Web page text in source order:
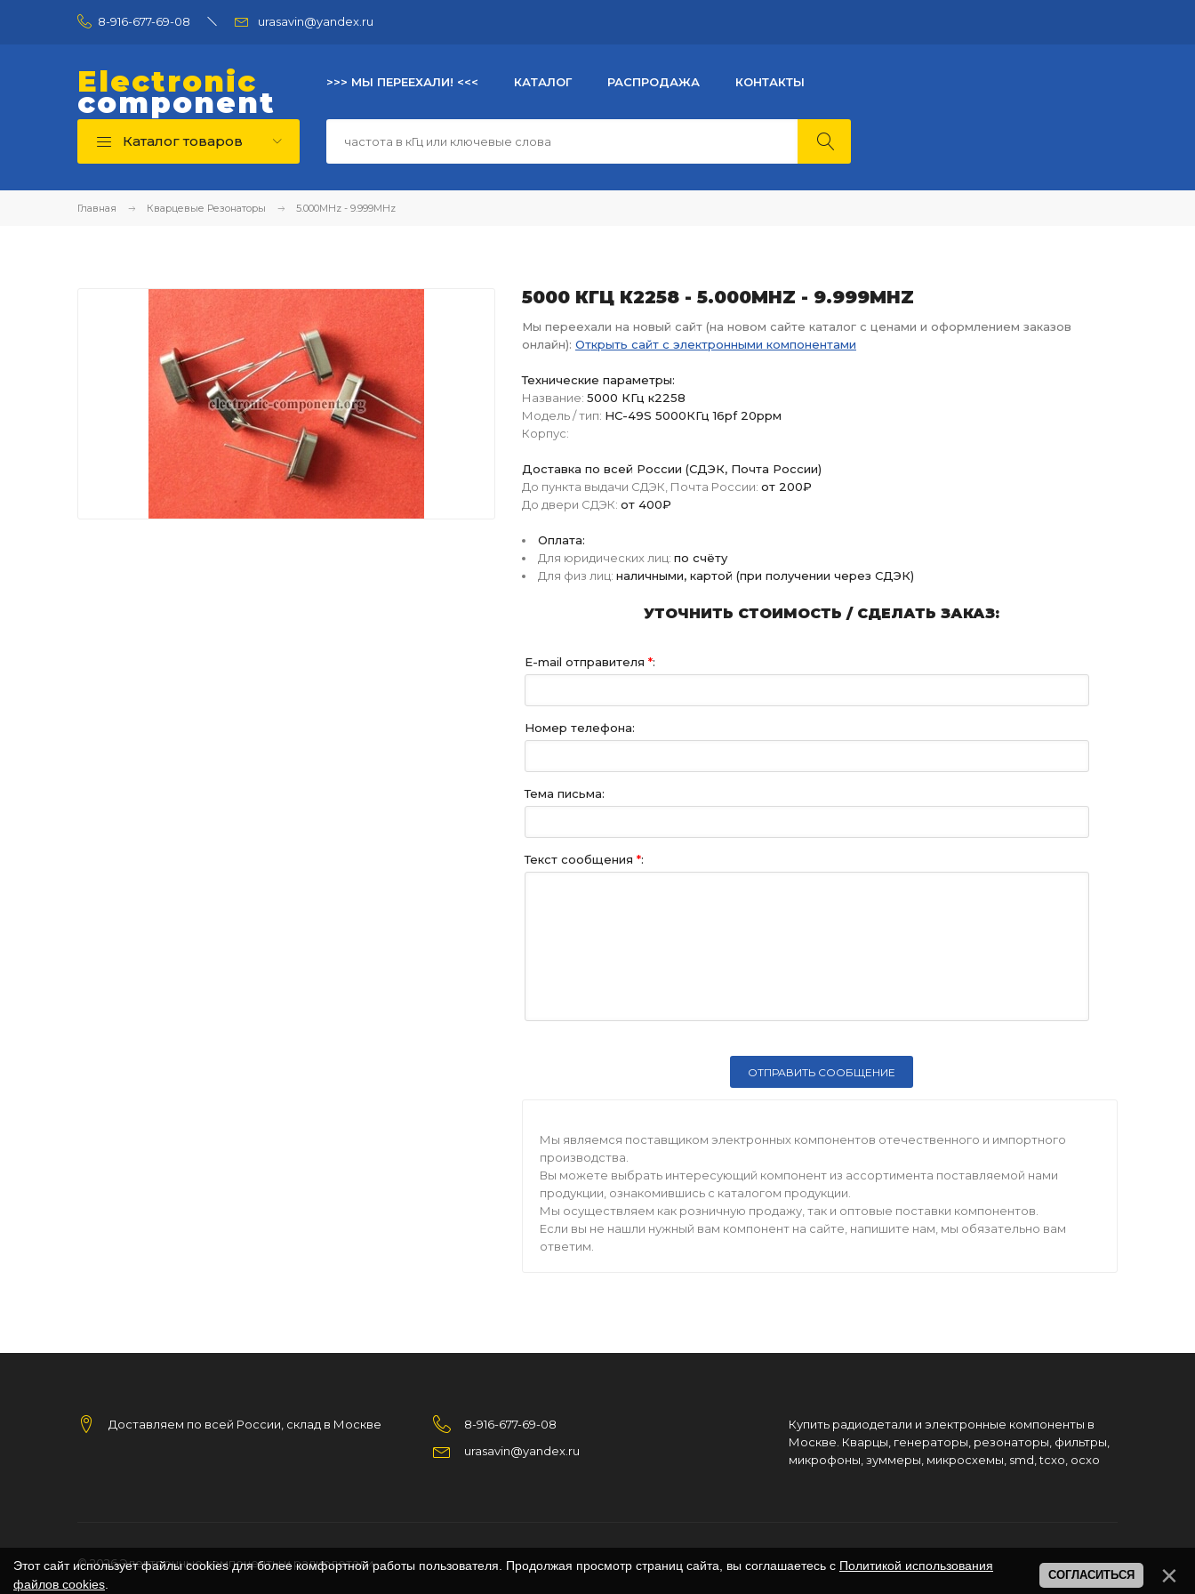
8-916-677-69-08 urasavin@yandex.ru
Electronic
component
>>> МЫ ПЕРЕЕХАЛИ! <<< КАТАЛОГ РАСПРОДАЖА КОНТАКТЫ
Каталог товаров
Главная Кварцевые Резонаторы 5.000MHz - 9.999MHz
5000 КГЦ К2258 - 5.000MHZ - 9.999MHZ
Мы переехали на новый сайт (на новом сайте каталог с ценами и оформлением заказов
онлайн): Открыть сайт с электронными компонентами
Технические параметры:
Название: 5000 КГц к2258
Модель / тип: HC-49S 5000КГц 16pf 20ррм
Корпус:
Доставка по всей России (СДЭК, Почта России)
До пункта выдачи СДЭК, Почта России: от 200₽
До двери СДЭК: от 400₽
Оплата:
Для юридических лиц: по счёту
Для физ лиц: наличными, картой (при получении через СДЭК)
УТОЧНИТЬ СТОИМОСТЬ / СДЕЛАТЬ ЗАКАЗ:
E-mail отправителя *:
Номер телефона:
Тема письма:
Текст сообщения *:
Мы являемся поставщиком электронных компонентов отечественного и импортного
производства.
Вы можете выбрать интересующий компонент из ассортимента поставляемой нами
продукции, ознакомившись с каталогом продукции.
Мы осуществляем как розничную продажу, так и оптовые поставки компонентов.
Если вы не нашли нужный вам компонент на сайте, напишите нам, мы обязательно вам
ответим.
Доставляем по всей России, склад в Москве
8-916-677-69-08
urasavin@yandex.ru
Купить радиодетали и электронные компоненты в
Москве. Кварцы, генераторы, резонаторы, фильтры,
микрофоны, зуммеры, микросхемы, smd, tcxo, ocxo
© 2026Электронные компоненты и радиодетали
Этот сайт использует файлы cookies для более комфортной работы пользователя. Продолжая просмотр страниц сайта, вы соглашаетесь с Политикой использования
файлов cookies
СОГЛАСИТЬСЯ